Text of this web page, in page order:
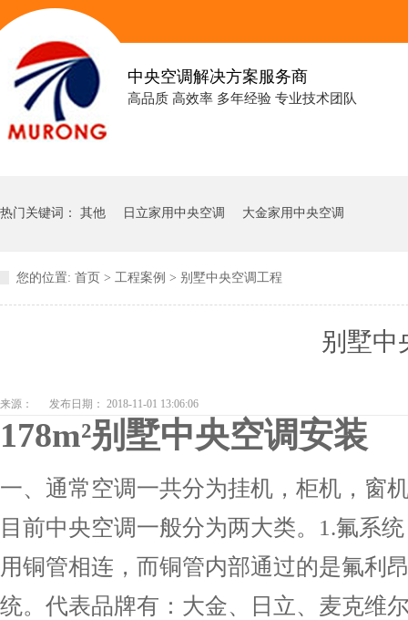
中央空调解决方案服务商
高品质 高效率 多年经验 专业技术团队
热门关键词： 其他 日立家用中央空调 大金家用中央空调
您的位置: 首页 > 工程案例 > 别墅中央空调工程
别墅中
来源： 发布日期： 2018-11-01 13:06:06
178m²别墅中央空调安装
一、通常空调一共分为挂机，柜机，窗
目前中央空调一般分为两大类。1.氟系
用铜管相连，而铜管内部通过的是氟利
统。代表品牌有：大金、日立、麦克维